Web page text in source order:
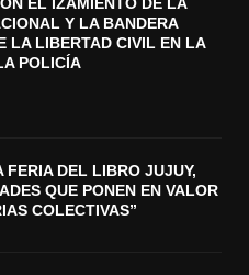
Y LA BANDERA
LA LIBERTAD CIVIL EN LA
POLICÍA
FERIA DEL LIBRO JUJUY,
QUE PONEN EN VALOR
COLECTIVAS”